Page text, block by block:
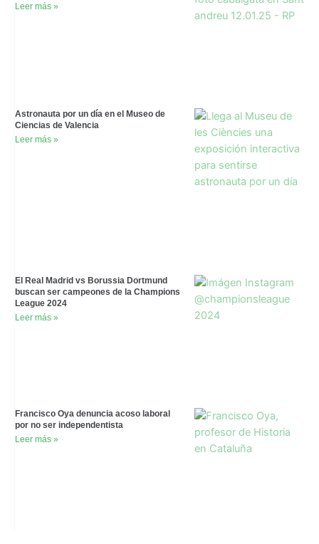
Leer más »
Astronauta por un día en el Museo de
Ciencias de Valencia
Leer más »
El Real Madrid vs Borussia Dortmund
buscan ser campeones de la Champions
League 2024
Leer más »
Francisco Oya denuncia acoso laboral
por no ser independentista
Leer más »